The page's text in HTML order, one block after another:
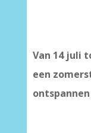
Van 14 juli
een